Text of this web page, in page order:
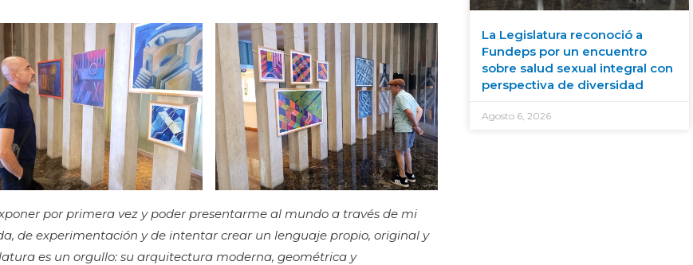
por primera vez y poder presentarme al mundo a través de mi
de experimentación y de intentar crear un lenguaje propio, original y
es un orgullo: su arquitectura moderna, geométrica y
La Legislatura reconoció a
Fundeps por un encuentro
sobre salud sexual integral con
perspectiva de diversidad
Agosto 6, 2026